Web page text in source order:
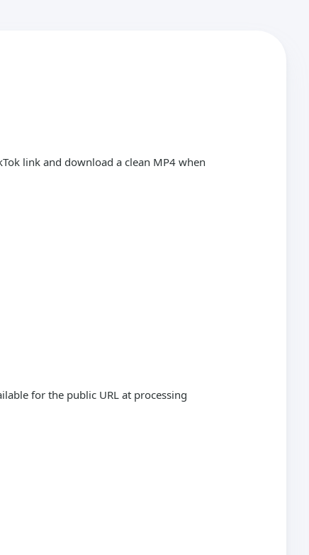
link and download a clean MP4 when
for the public URL at processing